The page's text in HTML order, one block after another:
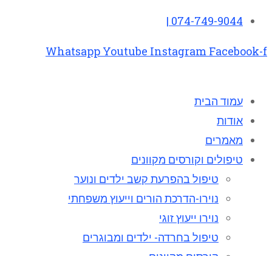
074-749-9044 |
Whatsapp Youtube Instagram Facebook-f
עמוד הבית
אודות
מאמרים
טיפולים וקורסים מקוונים
טיפול בהפרעת קשב ילדים ונוער
נוירו-הדרכת הורים וייעוץ משפחתי
נוירו ייעוץ זוגי
טיפול בחרדה- ילדים ומבוגרים